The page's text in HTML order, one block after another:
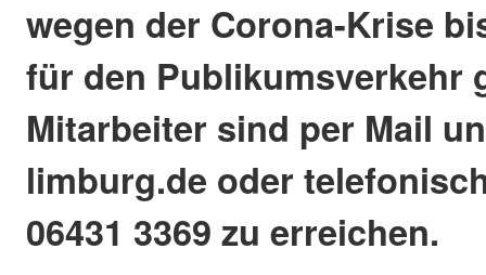
wegen der Corona-Krise
für den Publikumsverkehr
Mitarbeiter sind per Mail
limburg.de oder
06431 3369 zu erreichen.